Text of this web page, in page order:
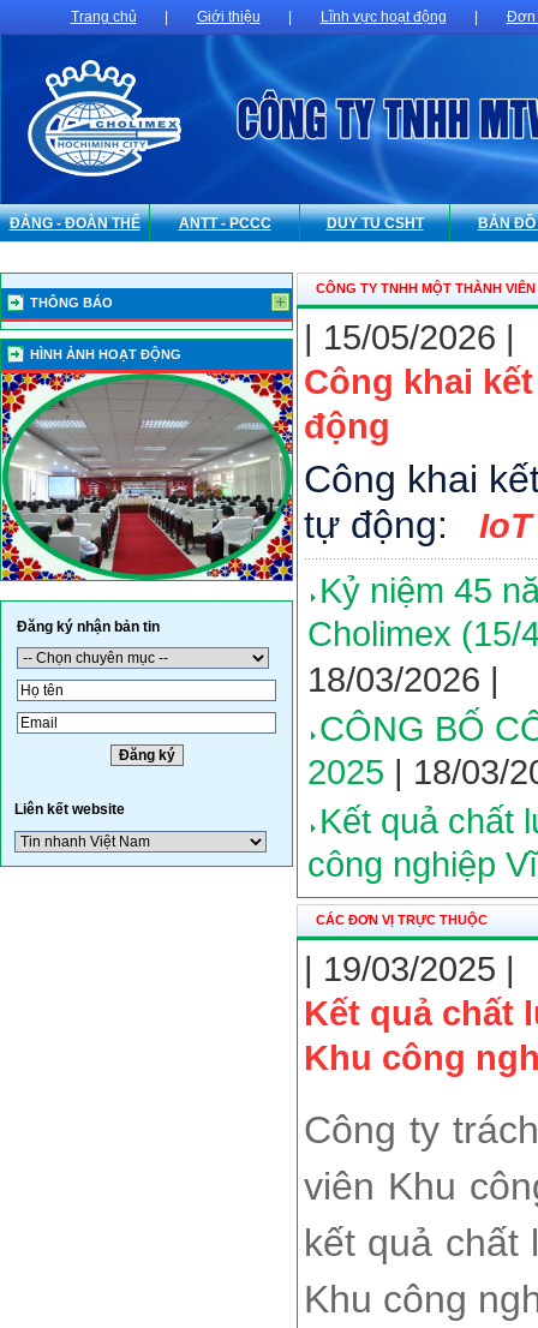
Trang chủ Giới thiệu Lĩnh vực hoạt động Đơn
ĐẢNG - ĐOÀN THỂ ANTT - PCCC DUY TU CSHT BẢN ĐỒ
THÔNG BÁO
HÌNH ẢNH HOẠT ĐỘNG
Đăng ký nhận bản tin
Liên kết website
CÔNG TY TNHH MỘT THÀNH
| 15/05/2026 |
Công khai
động
Công khai
tự động:
Kỷ niệm 45
Cholimex (15/
18/03/2026 |
CÔNG BỐ
2025 | 18/03/
Kết quả chất
công nghiệp
CÁC ĐƠN VỊ TRỰC THUỘC
| 19/03/2025 |
Kết quả chất
Khu công
Công ty
viên Khu
kết quả
Khu công